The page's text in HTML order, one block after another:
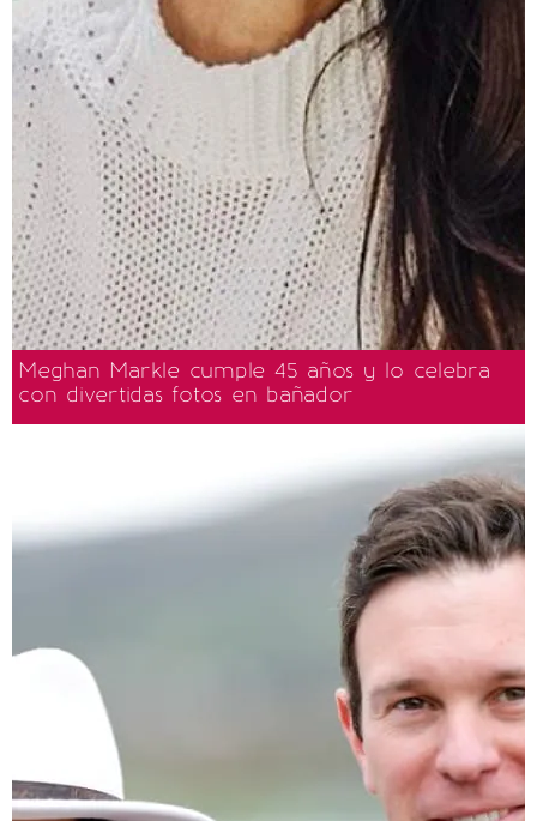
Meghan Markle cumple 45 años y lo celebra
con divertidas fotos en bañador